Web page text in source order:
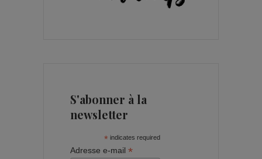
S'abonner à la
newsletter
* indicates required
Adresse e-mail *